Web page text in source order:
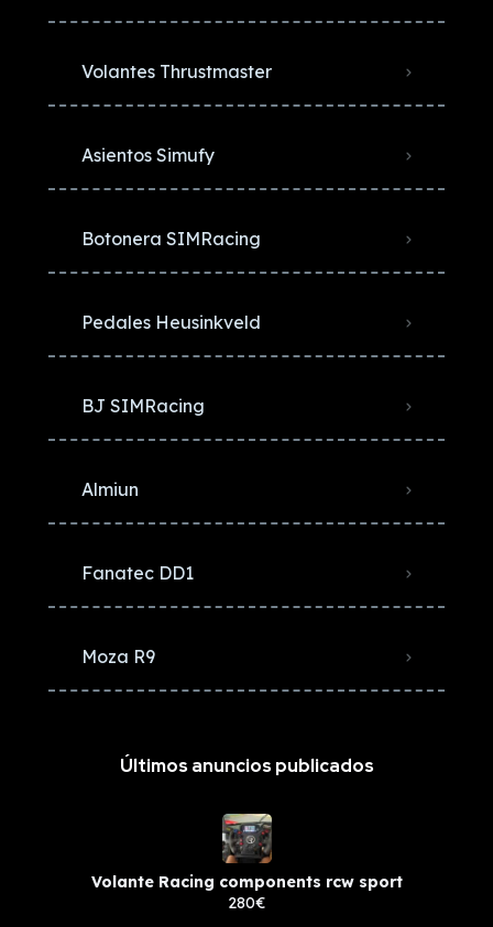
Volantes Thrustmaster
Asientos Simufy
Botonera SIMRacing
Pedales Heusinkveld
BJ SIMRacing
Almiun
Fanatec DD1
Moza R9
Últimos anuncios publicados
Volante Racing components rcw sport
280€